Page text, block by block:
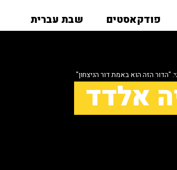
פודקאסטים שבת עברית
"הדור הזה הוא באמת דור הניצחון"
אלדד